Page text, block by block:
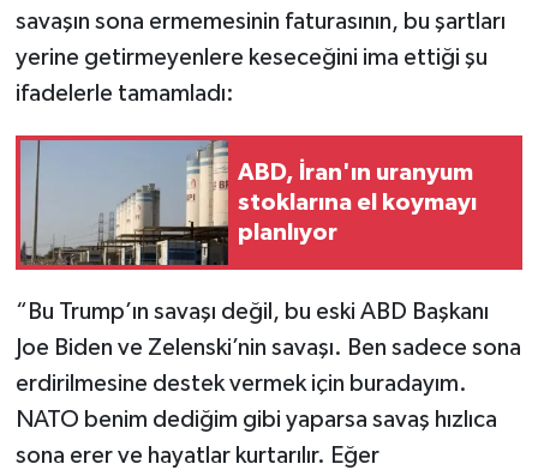
savaşın sona ermemesinin faturasının, bu şartları
yerine getirmeyenlere keseceğini ima ettiği şu
ifadelerle tamamladı:
ABD, İran'ın uranyum
stoklarına el koymayı
planlıyor
“Bu Trump’ın savaşı değil, bu eski ABD Başkanı
Joe Biden ve Zelenski’nin savaşı. Ben sadece sona
erdirilmesine destek vermek için buradayım.
NATO benim dediğim gibi yaparsa savaş hızlıca
sona erer ve hayatlar kurtarılır. Eğer